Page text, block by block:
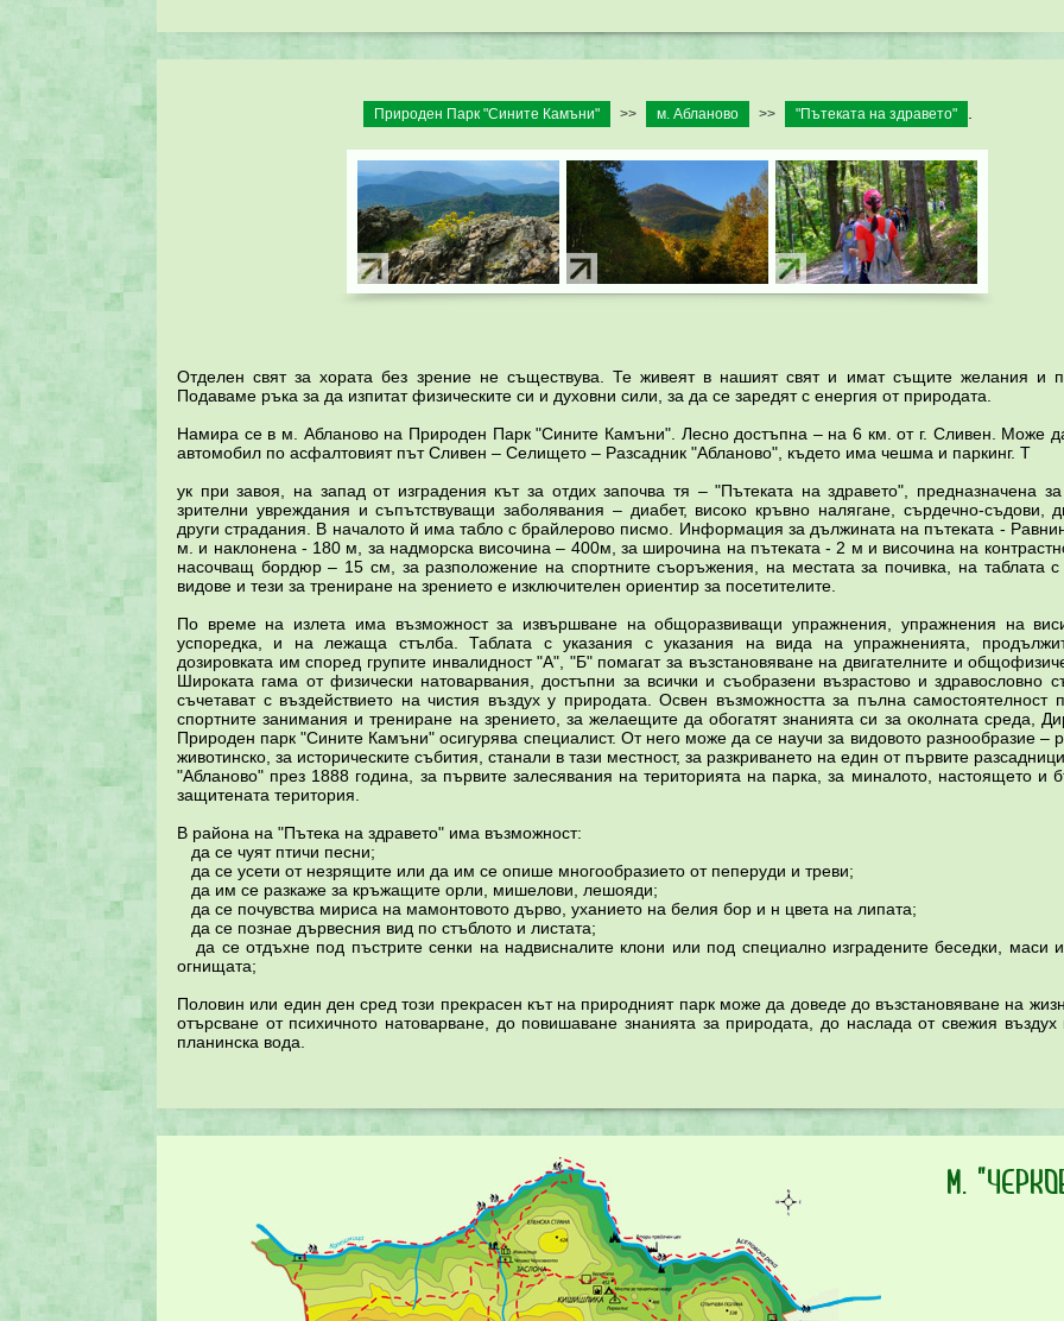
Природен Парк "Сините Камъни" >> м. Абланово >> "Пътеката на здравето" .
Отделен свят за хората без зрение не съществува. Те живеят в нашият свят и имат същите желания и
Подаваме ръка за да изпитат физическите си и духовни сили, за да се заредят с енергия от природата.
Намира се в м. Абланово на Природен Парк "Сините Камъни". Лесно достъпна – на 6 км. от г. Сливен. Може
автомобил по асфалтовият път Сливен – Селището – Разсадник "Абланово", където има чешма и паркинг. Т
ук при завоя, на запад от изградения кът за отдих започва тя – "Пътеката на здравето", предназначена
зрителни увреждания и съпътствуващи заболявания – диабет, високо кръвно налягане, сърдечно-съдови,
други страдания. В началото й има табло с брайлерово писмо. Информация за дължината на пътеката -
м. и наклонена - 180 м, за надморска височина – 400м, за широчина на пътеката - 2 м и височина на
насочващ бордюр – 15 см, за разположение на спортните съоръжения, на местата за почивка, на таблата с
видове и тези за трениране на зрението е изключителен ориентир за посетителите.
По време на излета има възможност за извършване на общоразвиващи упражнения, упражнения на
успоредка, и на лежаща стълба. Таблата с указания с указания на вида на упражненията,
дозировката им според групите инвалидност "А", "Б" помагат за възстановяване на двигателните и
Широката гама от физически натоварвания, достъпни за всички и съобразени възрастово и здравословно
съчетават с въздействието на чистия въздух у природата. Освен възможността за пълна самостоятелност
спортните занимания и трениране на зрението, за желаещите да обогатят знанията си за околната среда,
Природен парк "Сините Камъни" осигурява специалист. От него може да се научи за видовото разнообразие –
животинско, за историческите събития, станали в тази местност, за разкриването на един от първите
"Абланово" през 1888 година, за първите залесявания на територията на парка, за миналото, настоящето и
защитената територия.
В района на "Пътека на здравето" има възможност:
да се чуят птичи песни;
да се усети от незрящите или да им се опише многообразието от пеперуди и треви;
да им се разкаже за кръжащите орли, мишелови, лешояди;
да се почувства мириса на мамонтовото дърво, уханието на белия бор и н цвета на липата;
да се познае дървесния вид по стъблото и листата;
да се отдъхне под пъстрите сенки на надвисналите клони или под специално изградените беседки, маси
огнищата;
Половин или един ден сред този прекрасен кът на природният парк може да доведе до възстановяване на
отърсване от психичното натоварване, до повишаване знанията за природата, до наслада от свежия въздух
планинска вода.
м.